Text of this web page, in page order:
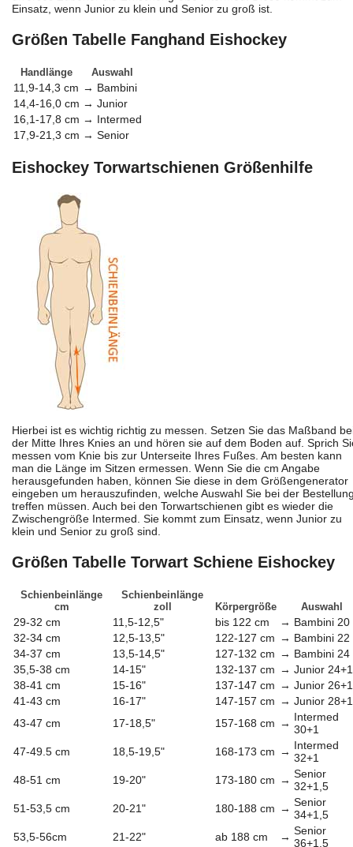
Einsatz, wenn Junior zu klein und Senior zu groß ist.
Größen Tabelle Fanghand Eishockey
Handlänge Auswahl
11,9-14,3 cm → Bambini
14,4-16,0 cm → Junior
16,1-17,8 cm → Intermed
17,9-21,3 cm → Senior
Eishockey Torwartschienen Größenhilfe
Hierbei ist es wichtig richtig zu messen. Setzen Sie das Maßband
der Mitte Ihres Knies an und hören sie auf dem Boden auf. Sprich
messen vom Knie bis zur Unterseite Ihres Fußes. Am besten kann
man die Länge im Sitzen ermessen. Wenn Sie die cm Angabe
herausgefunden haben, können Sie diese in dem Größengenerator
eingeben um herauszufinden, welche Auswahl Sie bei der
treffen müssen. Auch bei den Torwartschienen gibt es wieder die
Zwischengröße Intermed. Sie kommt zum Einsatz, wenn Junior zu
klein und Senior zu groß sind.
Größen Tabelle Torwart Schiene Eishockey
Schienbeinlänge
cm
Schienbeinlänge
zoll
Körpergröße Auswahl
29-32 cm 11,5-12,5" bis 122 cm → Bambini 20
32-34 cm
12,5-13,5" 122-127 cm → Bambini 22
34-37 cm
13,5-14,5" 127-132 cm → Bambini 24
35,5-38 cm
14-15" 132-137 cm → Junior 24+1
38-41 cm
15-16" 137-147 cm → Junior 26+1
41-43 cm
16-17" 147-157 cm → Junior 28+1
43-47 cm
17-18,5" 157-168 cm → Intermed
30+1
47-49.5 cm
18,5-19,5" 168-173 cm → Intermed
32+1
48-51 cm
19-20" 173-180 cm → Senior
32+1,5
51-53,5 cm
20-21" 180-188 cm → Senior
34+1,5
53,5-56cm
21-22" ab 188 cm → Senior
36+1,5